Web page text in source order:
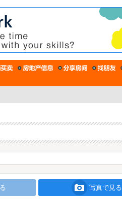
写真で見る